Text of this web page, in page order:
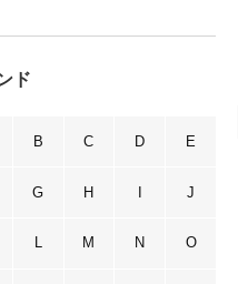
ド
B C D E
G H I J
L M N O